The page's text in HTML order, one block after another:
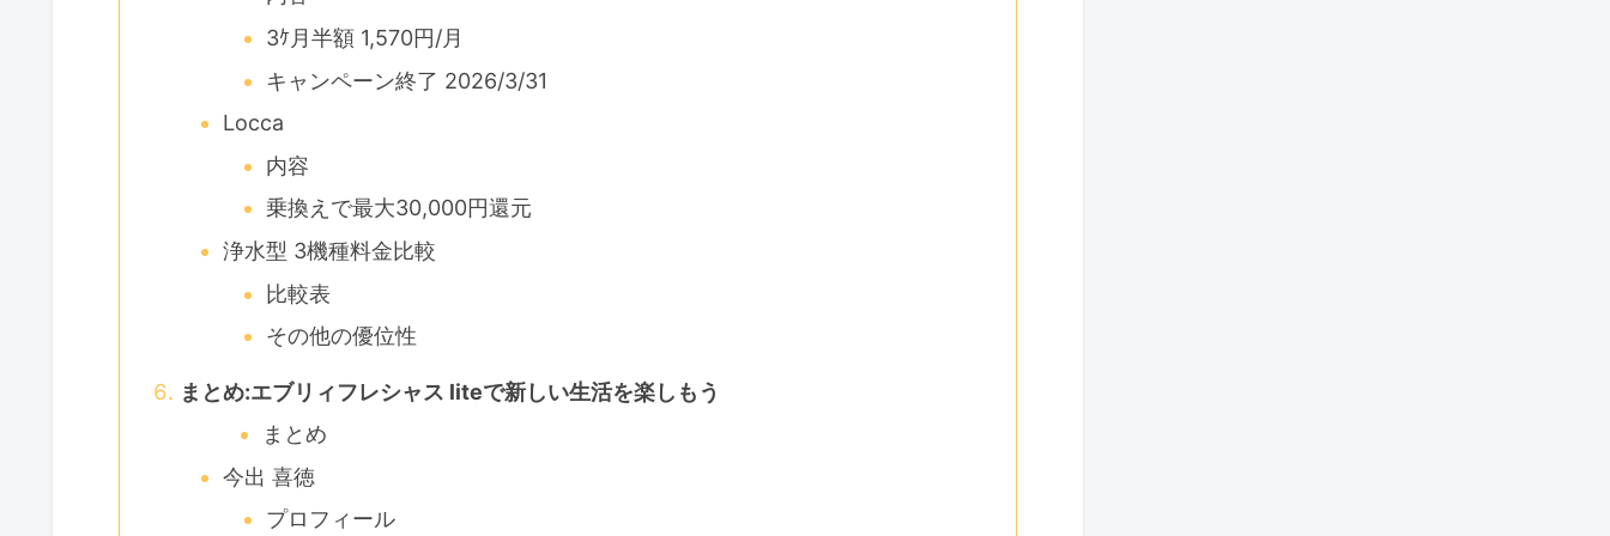
3ｹ月半額 1,570円/月
キャンペーン終了 2026/3/31
Locca
内容
乗換えで最大30,000円還元
浄水型 3機種料金比較
比較表
その他の優位性
まとめ:エブリィフレシャス liteで新しい生活を楽しもう
まとめ
今出 喜徳
プロフィール